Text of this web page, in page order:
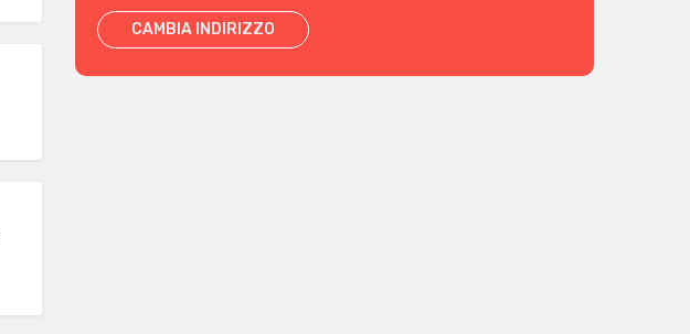
CAMBIA INDIRIZZO